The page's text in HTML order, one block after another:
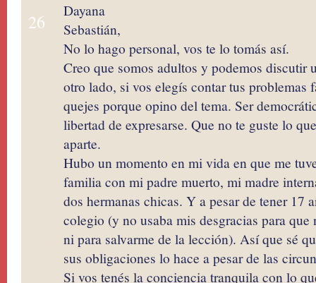
26
Dayana
Sebastián,
No lo hago personal, vos te lo tomás así.
Creo que somos adultos y podemos discutir
otro lado, si vos elegís contar tus problemas
quejes porque opino del tema. Ser
libertad de expresarse. Que no te guste lo
aparte.
Hubo un momento en mi vida en que me
familia con mi padre muerto, mi madre
dos hermanas chicas. Y a pesar de tener 17
colegio (y no usaba mis desgracias para que
ni para salvarme de la lección). Así que sé
sus obligaciones lo hace a pesar de las
Si vos tenés la conciencia tranquila con lo